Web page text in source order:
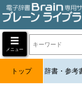
メニュー
トップ 辞書・参考